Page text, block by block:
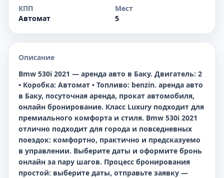
КПП
Автомат
Мест
5
Описание
Bmw 530i 2021 — аренда авто в Баку. Двигатель: 2
• Коробка: Автомат • Топливо: benzin. аренда авто
в Баку, посуточная аренда, прокат автомобиля,
онлайн бронирование. Класс Luxury подходит для
премиального комфорта и стиля. Bmw 530i 2021
отлично подходит для города и повседневных
поездок: комфортно, практично и предсказуемо
в управлении. Выберите даты и оформите бронь
онлайн за пару шагов. Процесс бронирования
простой: выберите даты, отправьте заявку —